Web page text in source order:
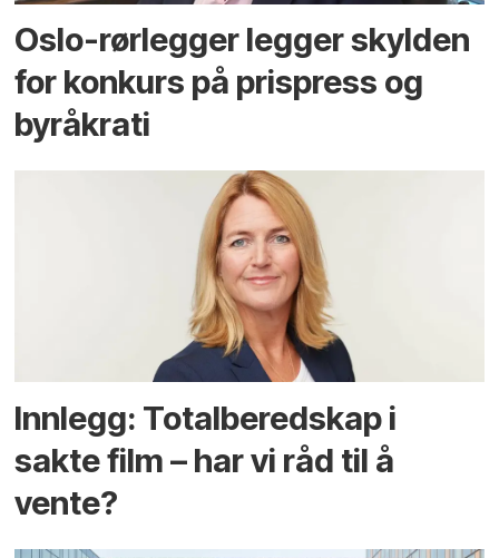
Oslo-rørlegger legger skylden
for konkurs på prispress og
byråkrati
Innlegg: Totalberedskap i
sakte film – har vi råd til å
vente?